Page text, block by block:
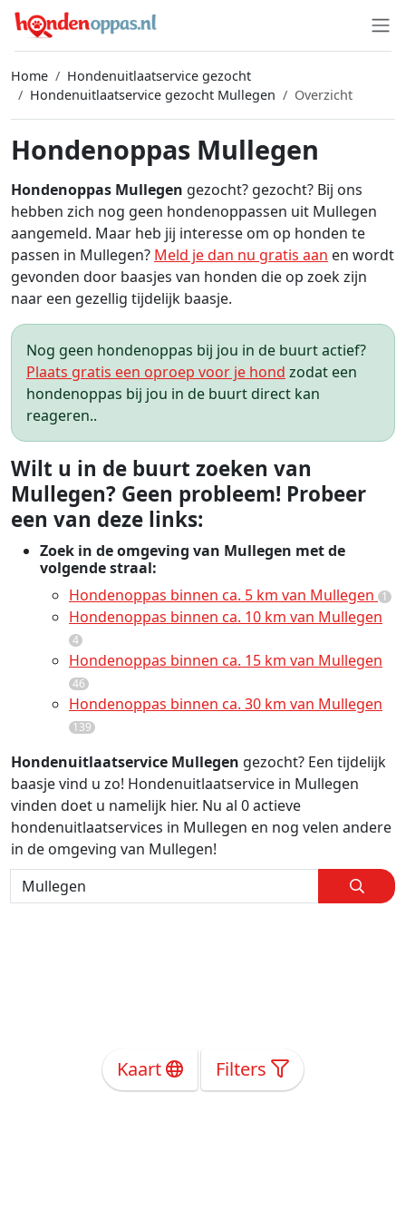
Home
Hondenuitlaatservice gezocht
Hondenuitlaatservice gezocht Mullegen
Overzicht
Hondenoppas Mullegen
Hondenoppas Mullegen gezocht? gezocht? Bij ons
hebben zich nog geen hondenoppassen uit Mullegen
aangemeld. Maar heb jij interesse om op honden te
passen in Mullegen? Meld je dan nu gratis aan en wordt
gevonden door baasjes van honden die op zoek zijn
naar een gezellig tijdelijk baasje.
Nog geen hondenoppas bij jou in de buurt actief?
Plaats gratis een oproep voor je hond zodat een
hondenoppas bij jou in de buurt direct kan
reageren..
Wilt u in de buurt zoeken van
Mullegen? Geen probleem! Probeer
een van deze links:
Zoek in de omgeving van Mullegen met de
volgende straal:
Hondenoppas binnen ca. 5 km van Mullegen 1
Hondenoppas binnen ca. 10 km van Mullegen
4
Hondenoppas binnen ca. 15 km van Mullegen
46
Hondenoppas binnen ca. 30 km van Mullegen
139
Hondenuitlaatservice Mullegen gezocht? Een tijdelijk
baasje vind u zo! Hondenuitlaatservice in Mullegen
vinden doet u namelijk hier. Nu al 0 actieve
hondenuitlaatservices in Mullegen en nog velen andere
in de omgeving van Mullegen!
Kaart Filters